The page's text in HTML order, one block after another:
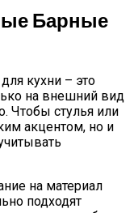
Барные
кухни – это
на внешний вид
Чтобы стулья или
акцентом, но и
на материал
подходят